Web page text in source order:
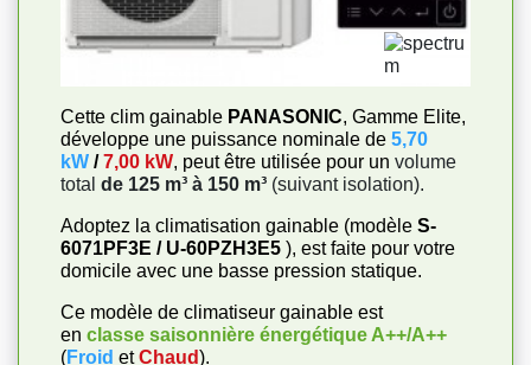
Cette clim gainable PANASONIC, Gamme Elite,
développe une puissance nominale de 5,70
kW /7,00 kW, peut être utilisée pour un volume
total de 125 m³ à 150 m³ (suivant isolation).
Adoptez la climatisation gainable (modèle S-
6071PF3E / U-60PZH3E5 ), est faite pour votre
domicile avec une basse pression statique.
Ce modèle de climatiseur gainable est
en classe saisonnière énergétique A++/A++
(Froid et Chaud).